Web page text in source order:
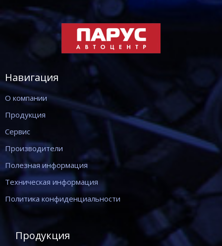
Навигация
О компании
Продукция
Сервис
Производители
Полезная информация
Техническая информация
Политика конфиденциальности
Продукция